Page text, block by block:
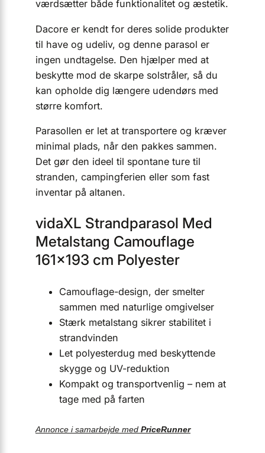
værdsætter både funktionalitet og æstetik.
Dacore er kendt for deres solide produkter
til have og udeliv, og denne parasol er
ingen undtagelse. Den hjælper med at
beskytte mod de skarpe solstråler, så du
kan opholde dig længere udendørs med
større komfort.
Parasollen er let at transportere og kræver
minimal plads, når den pakkes sammen.
Det gør den ideel til spontane ture til
stranden, campingferien eller som fast
inventar på altanen.
vidaXL Strandparasol Med
Metalstang Camouflage
161×193 cm Polyester
Camouflage-design, der smelter
sammen med naturlige omgivelser
Stærk metalstang sikrer stabilitet i
strandvinden
Let polyesterdug med beskyttende
skygge og UV-reduktion
Kompakt og transportvenlig – nem at
tage med på farten
Annonce i samarbejde med PriceRunner